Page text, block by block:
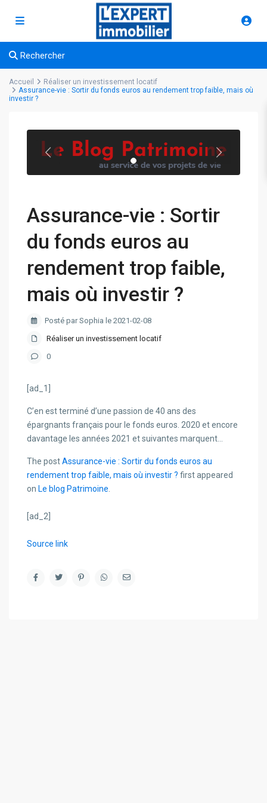
Rechercher
Accueil
Réaliser un investissement locatif
Assurance-vie : Sortir du fonds euros au rendement trop faible, mais où
investir ?
Assurance-vie : Sortir
du fonds euros au
rendement trop faible,
mais où investir ?
Posté par Sophia le 2021-02-08
Réaliser un investissement locatif
0
[ad_1]
C’en est terminé d’une passion de 40 ans des
épargnants français pour le fonds euros. 2020 et encore
davantage les années 2021 et suivantes marquent…
The postAssurance-vie : Sortir du fonds euros au
rendement trop faible, mais où investir ? first appeared
on Le blog Patrimoine
[ad_2]
Source link